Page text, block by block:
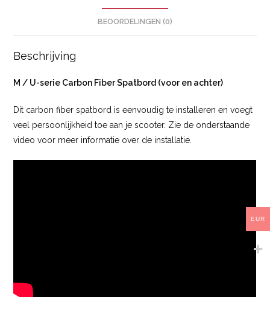
BEOORDELINGEN (0)
Beschrijving
M / U-serie Carbon Fiber Spatbord (voor en achter)
Dit carbon fiber spatbord is eenvoudig te installeren en voegt
veel persoonlijkheid toe aan je scooter. Zie de onderstaande
video voor meer informatie over de installatie.
EUR